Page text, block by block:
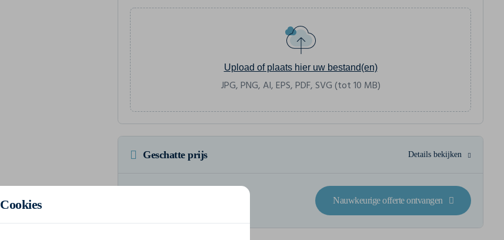
Upload of plaats hier uw bestand(en)
JPG, PNG, AI, EPS, PDF, SVG (tot 10 MB)
Geschatte prijs Details bekijken
Nauwkeurige offerte ontvangen
Cookies